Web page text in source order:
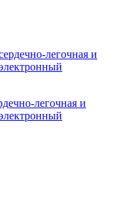
легочная и